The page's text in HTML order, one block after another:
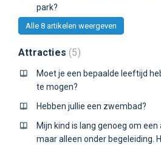
park?
Alle 8 artikelen weergeven
Attracties 5
Moet je een bepaalde leeftijd
te mogen?
Hebben jullie een zwembad?
Mijn kind is lang genoeg om
maar alleen onder begeleiding.